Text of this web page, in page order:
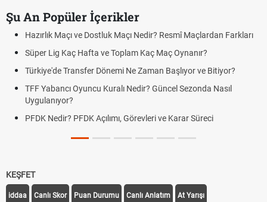
Şu An Popüler İçerikler
Hazırlık Maçı ve Dostluk Maçı Nedir? Resmî Maçlardan Farkları
Süper Lig Kaç Hafta ve Toplam Kaç Maç Oynanır?
Türkiye'de Transfer Dönemi Ne Zaman Başlıyor ve Bitiyor?
TFF Yabancı Oyuncu Kuralı Nedir? Güncel Sezonda Nasıl
Uygulanıyor?
PFDK Nedir? PFDK Açılımı, Görevleri ve Karar Süreci
KEŞFET
iddaa Canlı Skor Puan Durumu Canlı Anlatım At Yarışı